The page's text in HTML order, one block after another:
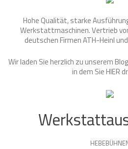
Hohe Qualität, starke
Werkstattmaschinen. Vertrieb
deutschen Firmen ATH-Heinl
Wir laden Sie herzlich zu unserem
in dem SieHIER